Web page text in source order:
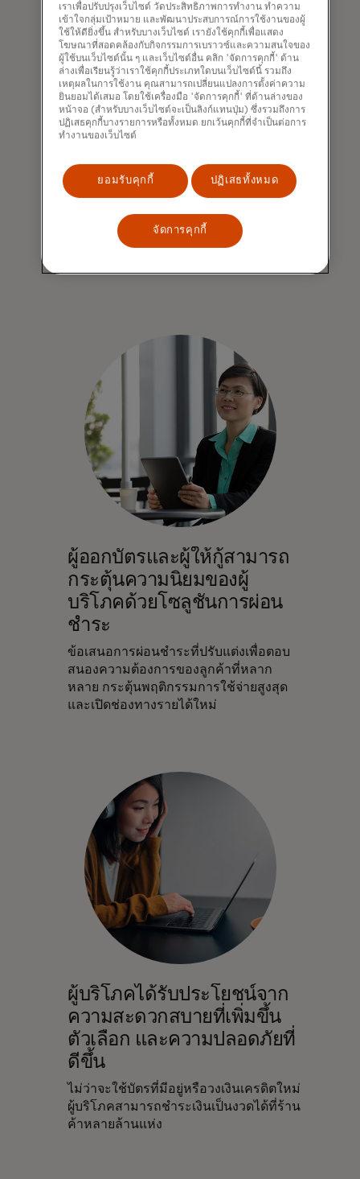
ร้านค้าสามารถเพิ่มขนาด
ได้
ร้านค้ารู้สึกสบายใจเมื่อทราบว่าพวกเขาจะ
ได้รับการชำระเงินเต็มจำนวนเสมอ และ
การทำธุรกรรมผ่อนชำระทั้งหมดได้รับการ
คุ้มครองตามมาตรฐานและการป้องกันของ
ผู้ออกบัตรและผู้ให้กู้สามารถ
กระตุ้นความนิยมของผู้
บริโภคด้วยโซลูชันการผ่อน
ชำระ
ข้อเสนอการผ่อนชำระที่ปรับแต่งเพื่อตอบ
สนองความต้องการของลูกค้าที่หลาก
หลาย กระตุ้นพฤติกรรมการใช้จ่ายสูงสุด
และเปิดช่องทางรายได้ใหม่
ผู้บริโภคได้รับประโยชน์จาก
ความสะดวกสบายที่เพิ่มขึ้น
ตัวเลือก และความปลอดภัยที่
ดีขึ้น
ไม่ว่าจะใช้บัตรที่มีอยู่หรือวงเงินเครดิตใหม่
ผู้บริโภคสามารถชำระเงินเป็นงวดได้ที่ร้าน
ค้าหลายล้านแห่ง
เราเพื่อปรับปรุงเว็บไซต์ วัดประสิทธิภาพการทำงาน ทำความ
เข้าใจกลุ่มเป้าหมาย และพัฒนาประสบการณ์การใช้งานของผู้
ใช้ให้ดียิ่งขึ้น สำหรับบางเว็บไซต์ เรายังใช้คุกกี้เพื่อแสดง
โฆษณาที่สอดคล้องกับกิจกรรมการเบราวซ์และความสนใจของ
ผู้ใช้บนเว็บไซต์นั้น ๆ และเว็บไซต์อื่น คลิก 'จัดการคุกกี้' ด้าน
ล่างเพื่อเรียนรู้ว่าเราใช้คุกกี้ประเภทใดบนเว็บไซต์นี้ รวมถึง
เหตุผลในการใช้งาน คุณสามารถเปลี่ยนแปลงการตั้งค่าความ
ยินยอมได้เสมอ โดยใช้เครื่องมือ 'จัดการคุกกี้' ที่ด้านล่างของ
หน้าจอ (สำหรับบางเว็บไซต์จะเป็นลิงก์แทนปุ่ม) ซึ่งรวมถึงการ
ปฏิเสธคุกกี้บางรายการหรือทั้งหมด ยกเว้นคุกกี้ที่จำเป็นต่อการ
ทำงานของเว็บไซต์
ยอมรับคุกกี้ ปฏิเสธทั้งหมด
จัดการคุกกี้